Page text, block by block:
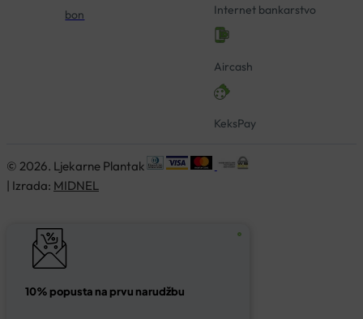
bon
Internet bankarstvo
Aircash
KeksPay
© 2026. Ljekarne Plantak
| Izrada: MIDNEL
10% popusta na prvu narudžbu